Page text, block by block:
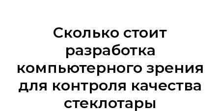
Сколько стоит
разработка
компьютерного зрения
для контроля качества
стеклотары